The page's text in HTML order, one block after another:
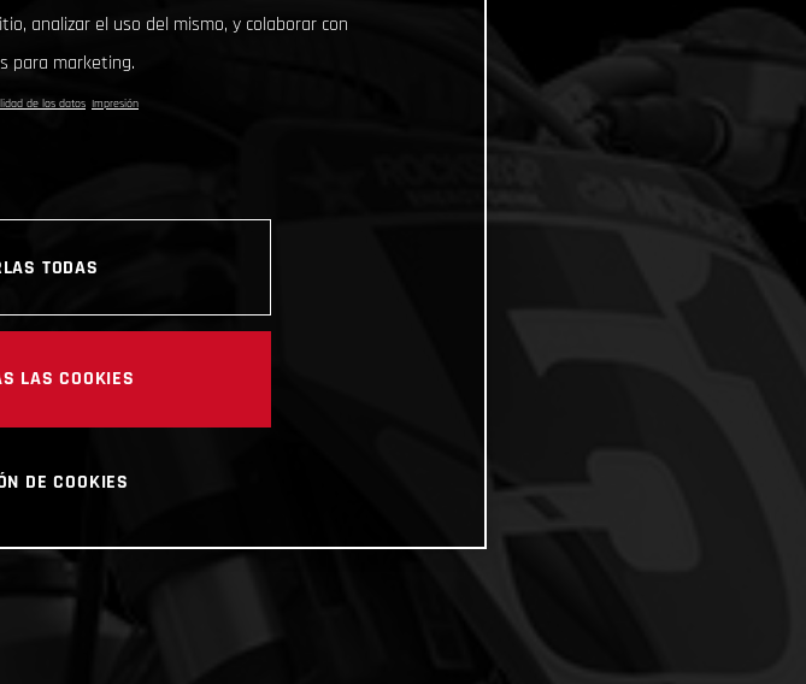
analizar el uso del mismo, y colaborar con
para marketing.
de los datos Impresión
TODAS
LAS COOKIES
DE COOKIES